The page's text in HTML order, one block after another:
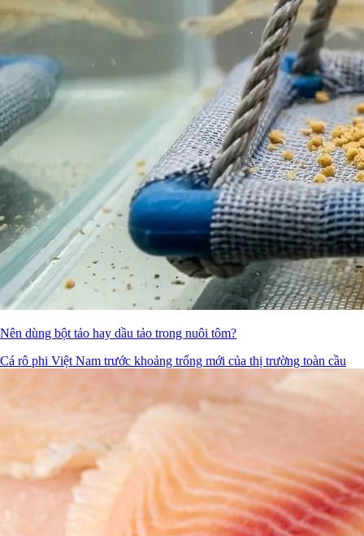
Nên dùng bột tảo hay dầu tảo trong nuôi tôm?
Cá rô phi Việt Nam trước khoảng trống mới của thị trường toàn cầu